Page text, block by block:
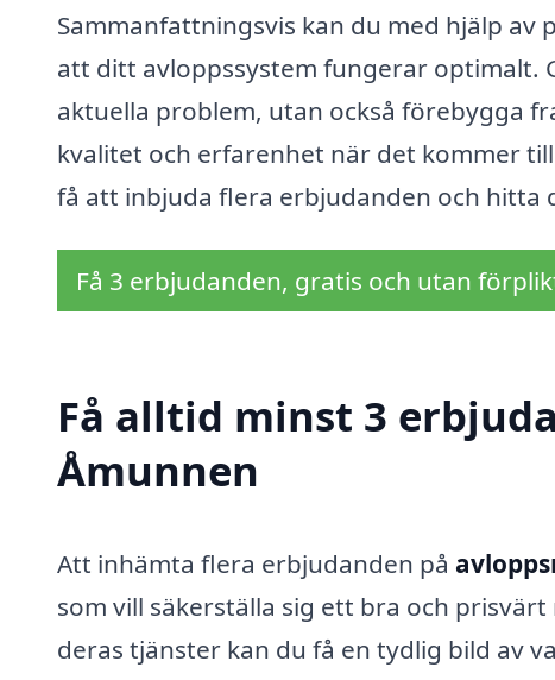
Sammanfattningsvis kan du med hjälp av
att ditt avloppssystem fungerar optimalt.
aktuella problem, utan också förebygga
kvalitet och erfarenhet när det kommer
få att inbjuda flera erbjudanden och hitta
Få 3 erbjudanden, gratis och utan
Få alltid minst 3
Åmunnen
Att inhämta flera erbjudanden på
som vill säkerställa sig ett bra och
deras tjänster kan du få en tydlig bild av